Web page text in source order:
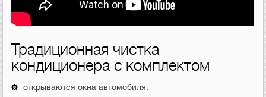
Традиционная чистка
кондиционера с комплектом
открываются окна автомобиля;